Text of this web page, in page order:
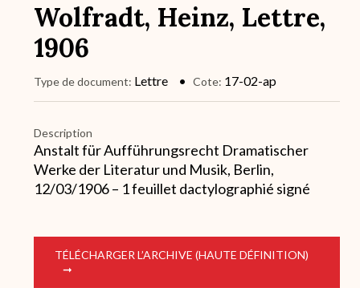
Wolfradt, Heinz, Lettre,
1906
Type de document Lettre Cote 17-02-ap
Description
Anstalt für Aufführungsrecht Dramatischer
Werke der Literatur und Musik, Berlin,
12/03/1906 – 1 feuillet dactylographié signé
TÉLÉCHARGER L’ARCHIVE (HAUTE DÉFINITION)